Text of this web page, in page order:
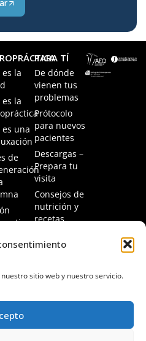
sitio web y nuestro servicio.
la
la
es una
de
familias
PARA TÍ
De dónde
vienen tus
problemas
Prótocolo
para nuevos
pacientes
Descargas –
Prepara tu
visita
Consejos de
nutrición y
recetas
frecuentes